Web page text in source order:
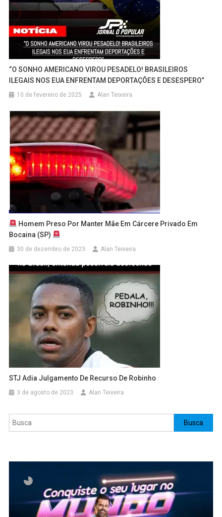
“O SONHO AMERICANO VIROU PESADELO! BRASILEIROS
ILEGAIS NOS EUA ENFRENTAM DEPORTAÇÕES E DESESPERO”
10 de fevereiro de 2025 Alan Teixeira
Homem Preso Por Manter Mãe Em Cárcere Privado Em
Bocaina (SP)
30 de dezembro de 2023 Alan Teixeira
STJ Adia Julgamento De Recurso De Robinho
3 de agosto de 2023 Alan Teixeira
Pesquisar Busca